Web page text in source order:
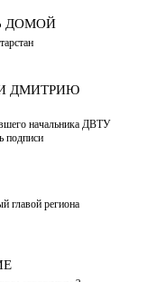
ДОМОЙ
ДМИТРИЮ
начальника ДВТУ
подписи
главой региона